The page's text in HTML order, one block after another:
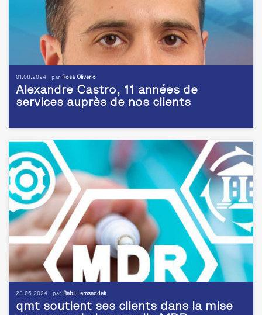
01.08.2024 | par Rosa Oliverio
Alexandre Castro, 11 années de
services auprès de nos clients
28.06.2024 | par Rabii Lemsaddek
qmt soutient ses clients dans la mise